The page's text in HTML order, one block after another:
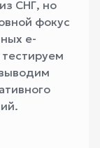
СНГ, но
фокус
e-